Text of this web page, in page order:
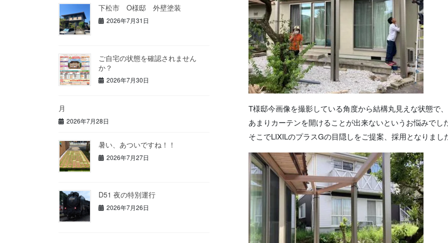
T様邸今画像を撮影している角度から結構丸見えな状態で、
あまりカーテンを開けることが出来ないというお悩みでした
そこでLIXILのプラスGの目隠しをご提案、採用となりまし
下松市 O様邸 外壁塗装
2026年7月31日
ご自宅の状態を確認されません
か？
2026年7月30日
月
2026年7月28日
暑い、あついですね！！
2026年7月27日
D51 夜の特別運行
2026年7月26日